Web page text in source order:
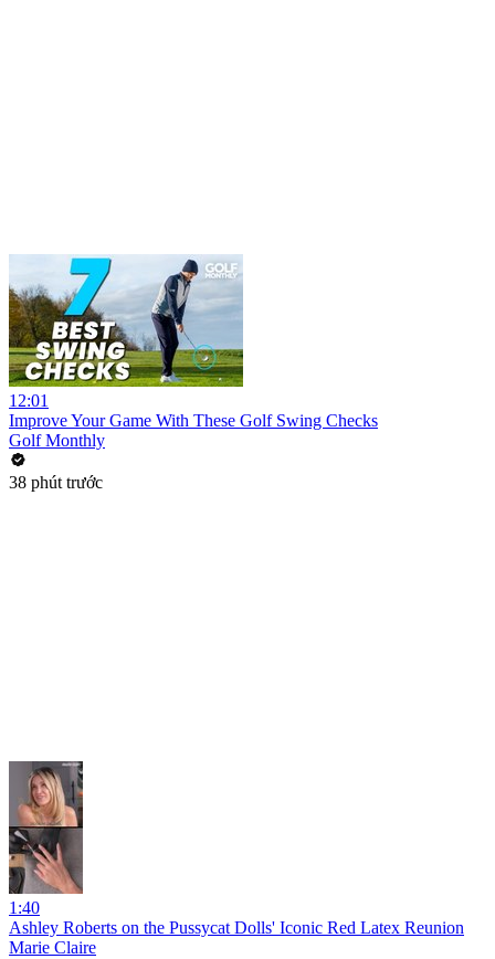
12:01
Improve Your Game With These Golf Swing Checks
Golf Monthly
38 phút trước
1:40
Ashley Roberts on the Pussycat Dolls' Iconic Red Latex Reunion
Marie Claire